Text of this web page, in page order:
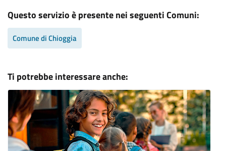
Questo servizio è presente nei seguenti Comuni:
Comune di Chioggia
Ti potrebbe interessare anche: